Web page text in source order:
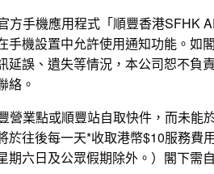
方手機應用程式「順豐香港SFHK
手機設置中允許使用通知功能。如
延誤、遺失等情況，本公司恕不負
絡。
營業點或順豐站自取快件，而未能
於往後每一天*收取港幣$10服務費
期六日及公眾假期除外。）閣下需